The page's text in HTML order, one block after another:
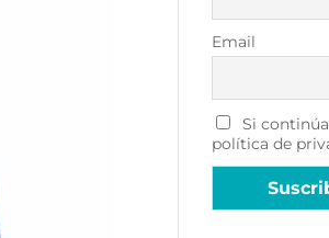
Email
Si
política de